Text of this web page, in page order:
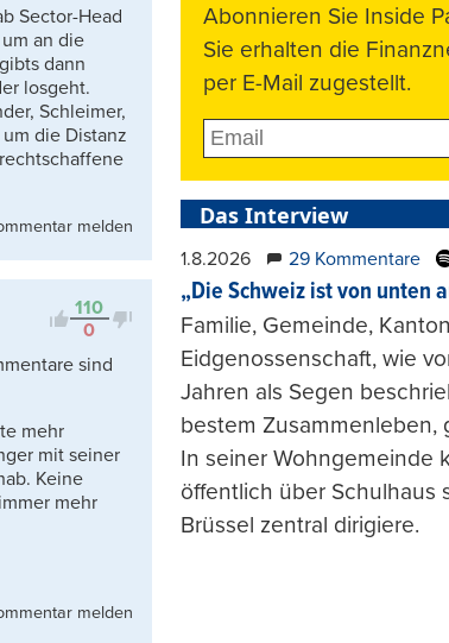
Sector-Head
an die
dann
losgeht.
Schleimer,
die Distanz
melden
110
0
sind
mehr
mit seiner
Keine
mehr
melden
Abonnieren Sie Inside
Sie erhalten die
per E-Mail zugestellt.
Das Interview
1.8.2026 29 Kommentare
„Die Schweiz ist von unten
Familie, Gemeinde,
Eidgenossenschaft, wie
Jahren als Segen
bestem Zusammenleben,
In seiner Wohngemeinde
öffentlich über Schulhaus
Brüssel zentral dirigiere.